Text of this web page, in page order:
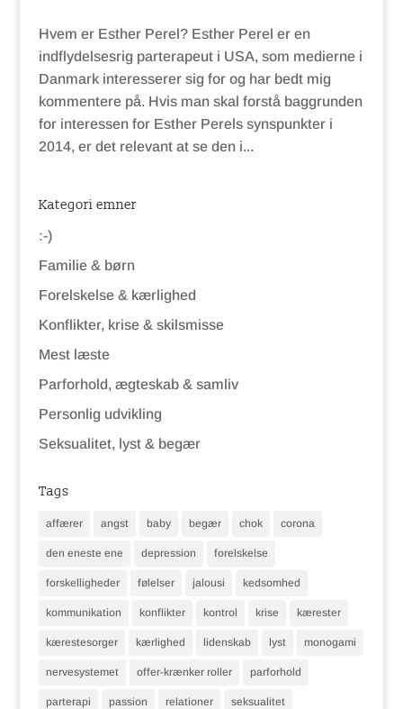
Hvem er Esther Perel? Esther Perel er en
indflydelsesrig parterapeut i USA, som medierne i
Danmark interesserer sig for og har bedt mig
kommentere på. Hvis man skal forstå baggrunden
for interessen for Esther Perels synspunkter i
2014, er det relevant at se den i...
Kategori emner
:-)
Familie & børn
Forelskelse & kærlighed
Konflikter, krise & skilsmisse
Mest læste
Parforhold, ægteskab & samliv
Personlig udvikling
Seksualitet, lyst & begær
Tags
affærer angst baby begær chok corona
den eneste ene depression forelskelse
forskelligheder følelser jalousi kedsomhed
kommunikation konflikter kontrol krise kærester
kærestesorger kærlighed lidenskab lyst monogami
nervesystemet offer-krænker roller parforhold
parterapi passion relationer seksualitet